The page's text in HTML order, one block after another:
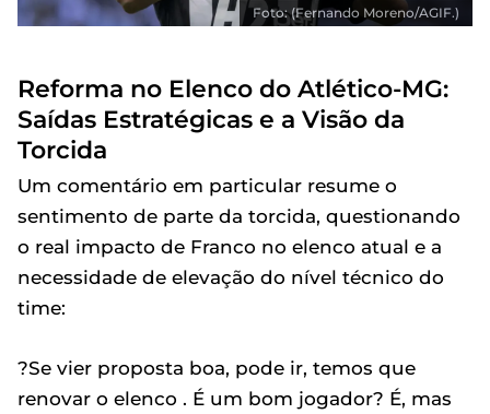
Foto: (Fernando Moreno/AGIF.)
Reforma no Elenco do Atlético-MG:
Saídas Estratégicas e a Visão da
Torcida
Um comentário em particular resume o
sentimento de parte da torcida, questionando
o real impacto de Franco no elenco atual e a
necessidade de elevação do nível técnico do
time:
?Se vier proposta boa, pode ir, temos que
renovar o elenco . É um bom jogador? É, mas